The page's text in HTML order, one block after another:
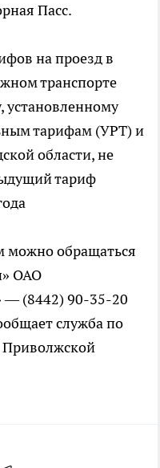
Пасс.
на проезд в
транспорте
установленному
тарифам (УРТ) и
области, не
тариф
обращаться
ОАО
— (8442) 90-35-20
служба по
Приволжской